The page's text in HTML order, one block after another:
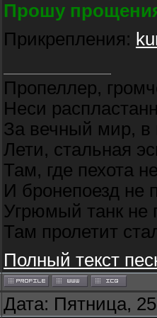
Прошу
Прикрепления:
Пропеллер,
Неси
За вечный мир, в
Лети, стальная
Там, где пехота
И бронепоезд не
Угрюмый танк не
Там пролетит
Полный текст
Дата: Пятница,